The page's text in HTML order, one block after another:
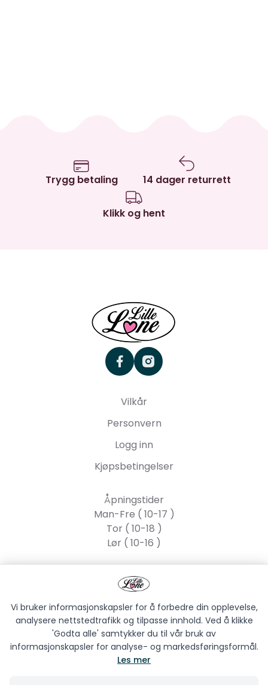
Trygg betaling 14 dager returrett
Klikk og hent
facebookinstagram
Vilkår
Personvern
Logg inn
Kjøpsbetingelser
Åpningstider
Man-Fre ( 10-17 )
Tor ( 10-18 )
Lør ( 10-16 )
Strandgata 55, 2317
Hamar
Vi bruker informasjonskapsler for å forbedre din opplevelse,
analysere nettstedtrafikk og tilpasse innhold. Ved å klikke
'Godta alle' samtykker du til vår bruk av
informasjonskapsler for analyse- og markedsføringsformål.
Les mer